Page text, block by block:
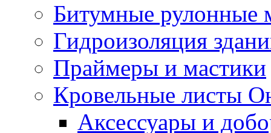
Битумные рулонные
Гидроизоляция
Праймеры и мастики
Кровельные листы
Аксессуары и